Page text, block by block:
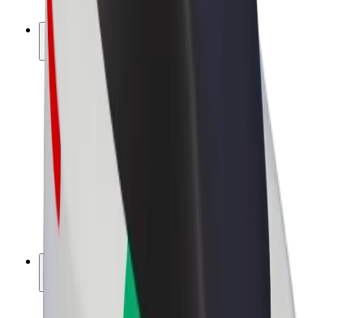
Bolt Plus
Collabora con Bolt
Autisti
Ricavi autista
Corriere
Ricavi corriere
Esercenti Bolt Food
Lavora con noi